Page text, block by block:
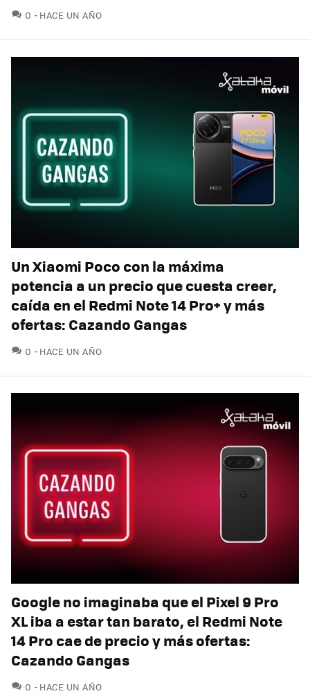
0 COMENTARIOS
HACE UN AÑO
Un Xiaomi Poco con la máxima
potencia a un precio que cuesta creer,
caída en el Redmi Note 14 Pro+ y más
ofertas: Cazando Gangas
0 COMENTARIOS
HACE UN AÑO
Google no imaginaba que el Pixel 9 Pro
XL iba a estar tan barato, el Redmi Note
14 Pro cae de precio y más ofertas:
Cazando Gangas
0 COMENTARIOS
HACE UN AÑO